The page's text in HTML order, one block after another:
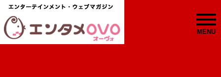
MENU